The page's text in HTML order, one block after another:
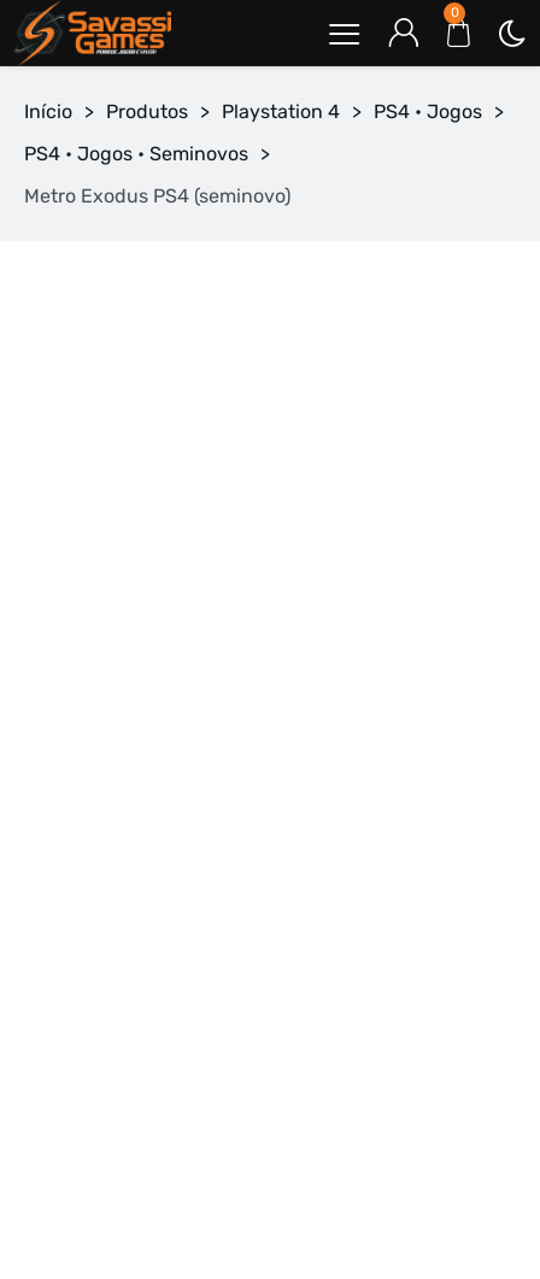
0
Início > Produtos > Playstation 4 > PS4 • Jogos >
PS4 • Jogos • Seminovos >
Metro Exodus PS4 (seminovo)